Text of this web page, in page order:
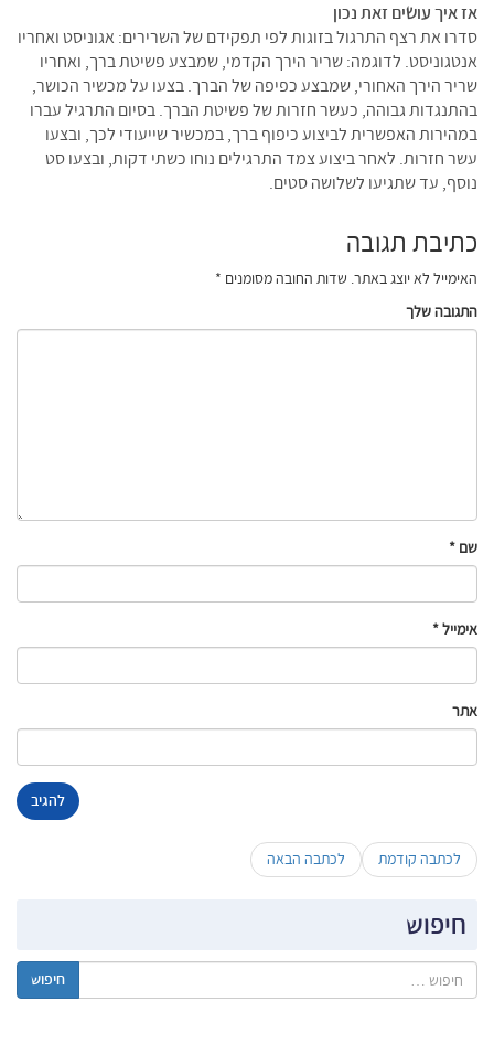
אז איך עושים זאת נכון
סדרו את רצף התרגול בזוגות לפי תפקידם של השרירים: אגוניסט ואחריו
אנטגוניסט. לדוגמה: שריר הירך הקדמי, שמבצע פשיטת ברך, ואחריו
שריר הירך האחורי, שמבצע כפיפה של הברך. בצעו על מכשיר הכושר,
בהתנגדות גבוהה, כעשר חזרות של פשיטת הברך. בסיום התרגיל עברו
במהירות האפשרית לביצוע כיפוף ברך, במכשיר שייעודי לכך, ובצעו
עשר חזרות. לאחר ביצוע צמד התרגילים נוחו כשתי דקות, ובצעו סט
נוסף, עד שתגיעו לשלושה סטים.
כתיבת תגובה
האימייל לא יוצג באתר. שדות החובה מסומנים *
התגובה שלך
שם *
אימייל*
אתר
לכתבה קודמת לכתבה הבאה
חיפוש
חיפוש